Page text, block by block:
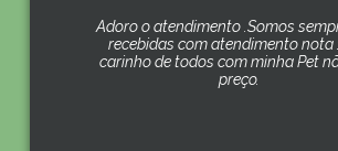
Adoro o atendimento .Somos
recebidas com atendimento nota
carinho de todos com minha Pet
preço.